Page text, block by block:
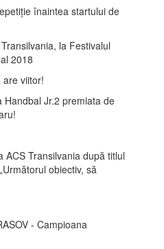
înaintea startului de
la Festivalul
2018
are viitor!
Handbal Jr.2 premiata de
ACS Transilvania după titlul
obiectiv, să
- Campioana